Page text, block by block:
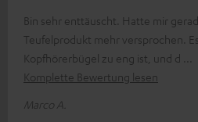
Bin sehr enttäuscht. Hatte mir
Teufelprodukt mehr versprochen.
Kopfhörerbügel zu eng ist, und d
Komplette Bewertung lesen
Marco A.